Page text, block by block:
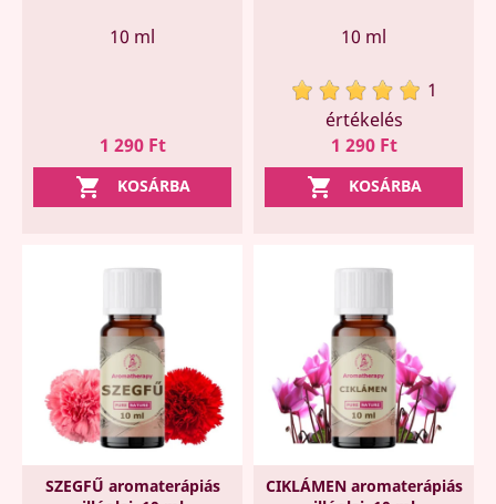
10 ml
Ár
1 290 Ft
 KOSÁRBA
10 ml
1
értékelés
Ár
1 290 Ft
 KOSÁRBA
SZEGFŰ aromaterápiás
CIKLÁMEN aromaterápiás